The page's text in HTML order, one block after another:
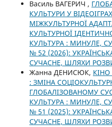
Василь ВАГЕРИЧ ,
КУЛЬТУРИ У
МІЖКУЛЬТУРНОЇ
КУЛЬТУРНОЇ
КУЛЬТУРА : МИНУЛЕ,
№ 52 (2026):
СУЧАСНЕ, ШЛЯХИ
Жанна ДЕНИСЮК,
: ЗМІНА
ГЛОБАЛІЗОВАНОМУ
КУЛЬТУРА : МИНУЛЕ,
№ 51 (2025):
СУЧАСНЕ, ШЛЯХИ